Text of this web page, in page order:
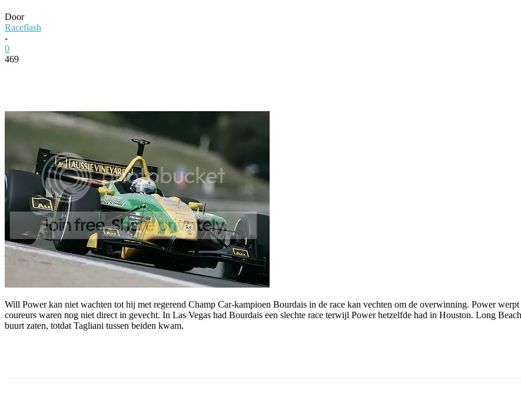
Door
Raceflash
-
0
469
Will Power kan niet wachten tot hij met regerend Champ Car-kampioen Bourdais in de race kan vechten om de overwinning. Power
coureurs waren nog niet direct in gevecht. In Las Vegas had Bourdais een slechte race terwijl Power hetzelfde had in Houston. Long
buurt zaten, totdat Tagliani tussen beiden kwam.